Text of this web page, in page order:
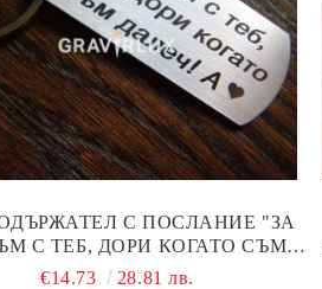
С ПОСЛАНИЕ "ЗА
С ТЕБ, ДОРИ КОГАТО СЪМ
+ БУКВА" ОТ СТОМАНА
€14.73 28.81 лв.